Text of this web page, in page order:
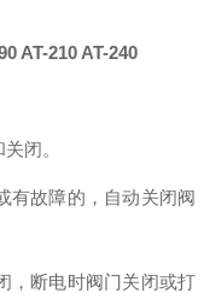
AT-210 AT-240
闭。
有故障的，自动关闭阀
，断电时阀门关闭或打